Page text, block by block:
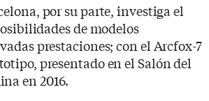
por su parte, investiga el
de modelos
prestaciones; con el Arcfox-7
presentado en el Salón del
en 2016.